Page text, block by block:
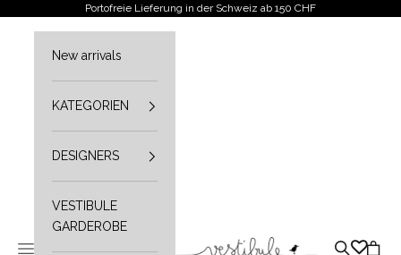
Zum Inhalt springenPortofreie Lieferung in der Schweiz ab 150 CHF
Vestibule
Navigationsmenü öffnen Suche
New arrivals
KATEGORIEN
DESIGNERS
VESTIBULE
GARDEROBE